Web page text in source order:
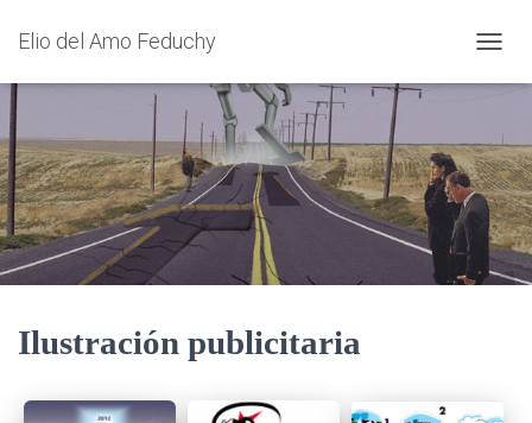
Elio del Amo Feduchy
Ilustración publicitaria